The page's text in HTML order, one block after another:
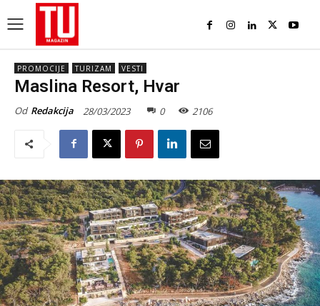
PROMOCIJE TURIZAM VESTI
Maslina Resort, Hvar
Od Redakcija 28/03/2023 0 2106